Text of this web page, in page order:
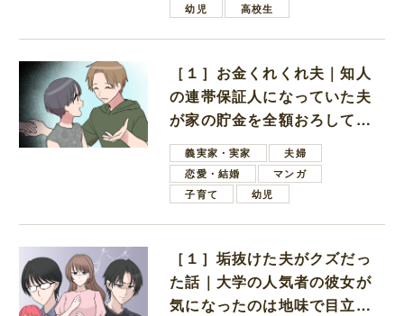
幼児
高校生
［１］お金くれくれ夫｜知人
の連帯保証人になっていた夫
が家の貯金を全額おろしてほ
しいと言ってきた
義実家・実家
夫婦
恋愛・結婚
マンガ
子育て
幼児
［１］垢抜けた夫がクズだっ
た話｜大学の人気者の彼女が
気になったのは地味で目立た